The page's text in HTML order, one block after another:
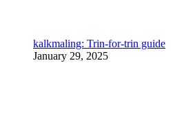
kalkmaling: Trin-for-trin guide
January 29, 2025